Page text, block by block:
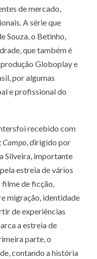
de mercado,
A série que
Souza, o Betinho,
que também é
Globoplay e
por algumas
e profissional do
recebido com
Campo , dirigido por
Silveira, importante
estreia de vários
de ficção,
migração, identidade
de experiências
a estreia de
parte, o
contando a história